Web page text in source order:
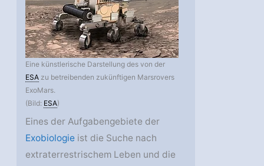
Eine künstlerische Darstellung des von der
ESA zu betreibenden zukünftigen Marsrovers
ExoMars.
(Bild: ESA)
Eines der Aufgabengebiete der
Exobiologie ist die Suche nach
extraterrestrischem Leben und die